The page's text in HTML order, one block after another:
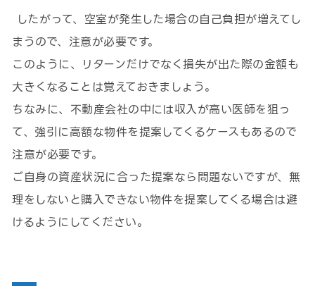
したがって、空室が発生した場合の自己負担が増えてし
まうので、注意が必要です。
このように、リターンだけでなく損失が出た際の金額も
大きくなることは覚えておきましょう。
ちなみに、不動産会社の中には収入が高い医師を狙っ
て、強引に高額な物件を提案してくるケースもあるので
注意が必要です。
ご自身の資産状況に合った提案なら問題ないですが、無
理をしないと購入できない物件を提案してくる場合は避
けるようにしてください。